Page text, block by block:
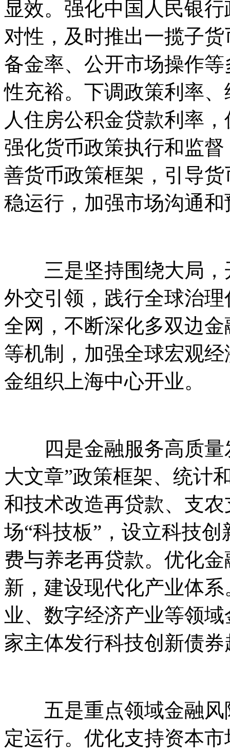
显效。强化中国人民银
对性，及时推出一揽子
备金率、公开市场操作
性充裕。下调政策利率
人住房公积金贷款利率
强化货币政策执行和监
善货币政策框架，引导
稳运行，加强市场沟通
三是坚持围绕大局，
外交引领，践行全球治
全网，不断深化多双边
等机制，加强全球宏观
金组织上海中心开业。
四是金融服务高质量
大文章”政策框架、统计
和技术改造再贷款、支
场“科技板”，设立科技
费与养老再贷款。优化
新，建设现代化产业体
业、数字经济产业等领
家主体发行科技创新债
五是重点领域金融风
定运行。优化支持资本